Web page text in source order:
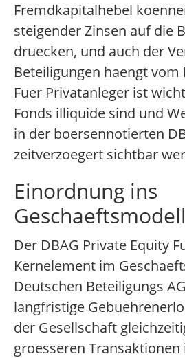
Fremdkapitalhebel
steigender Zinsen auf die
druecken, und auch der
Beteiligungen haengt
Fuer Privatanleger ist
Fonds illiquide sind und
in der boersennotierten
zeitverzoegert sichtbar
Einordnung ins
Der DBAG Private Equity
Kernelement im
Deutschen Beteiligungs
langfristige
der Gesellschaft
groesseren